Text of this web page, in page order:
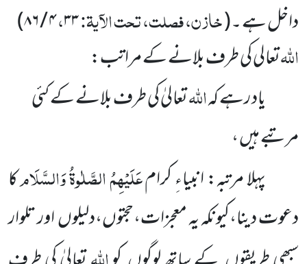
داخل ہے ۔(خازن، فصلت، تحت الآیۃ:۳۳،۴ / ۸۶ )
اللہتعالی کی طرف بلانے کے مراتب:
یاد رہے کہاللہتعالیٰ کی طرف بلانے کے کئی
مرتبے ہیں ،
پہلا مرتبہ: انبیاءِ کرامعَلَیْہِمُ الصَّلٰوۃُ وَالسَّلَامکا
دعوت دینا،کیونکہ یہ معجزات،حجتوں،دلیلوں اور تلوار